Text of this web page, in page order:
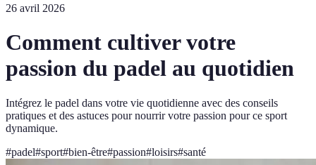
26 avril 2026
Comment cultiver votre
passion du padel au quotidien
Intégrez le padel dans votre vie quotidienne avec des conseils
pratiques et des astuces pour nourrir votre passion pour ce sport
dynamique.
#padel#sport#bien-être#passion#loisirs#santé